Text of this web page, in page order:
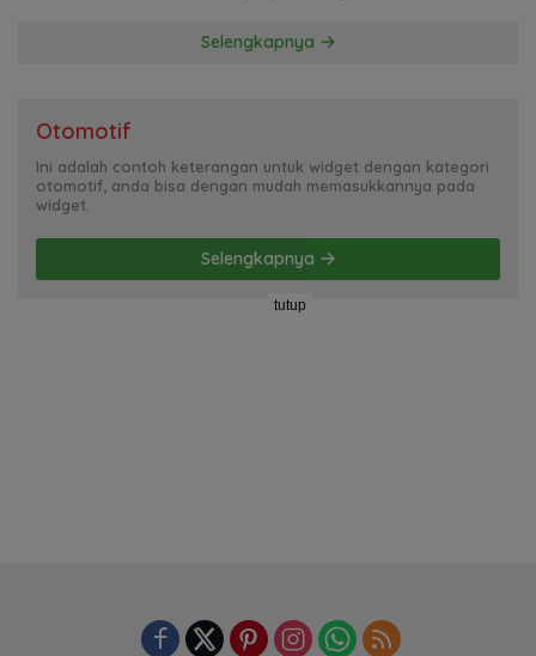
Selengkapnya
Otomotif
Ini adalah contoh keterangan untuk widget dengan kategori
otomotif, anda bisa dengan mudah memasukkannya pada
widget.
Selengkapnya
tutup